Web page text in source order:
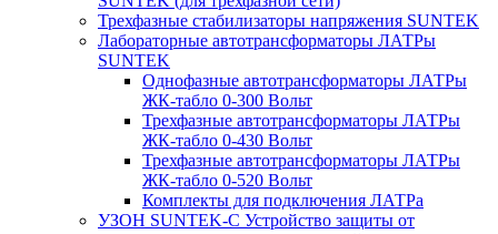
Трехфазные стабилизаторы напряжения SUNTEK
Лабораторные автотрансформаторы ЛАТРы
SUNTEK
Однофазные автотрансформаторы ЛАТРы
ЖК-табло 0-300 Вольт
Трехфазные автотрансформаторы ЛАТРы
ЖК-табло 0-430 Вольт
Трехфазные автотрансформаторы ЛАТРы
ЖК-табло 0-520 Вольт
Комплекты для подключения ЛАТРа
УЗОН SUNTEK-C Устройство защиты от